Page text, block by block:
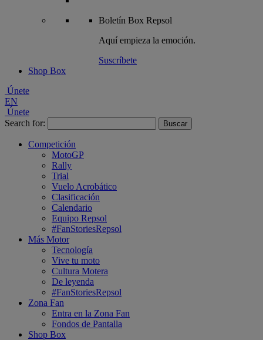
Boletín Box Repsol
Aquí empieza la emoción.
Suscríbete
Shop Box
Únete
EN
Únete
Search for:
Competición
MotoGP
Rally
Trial
Vuelo Acrobático
Clasificación
Calendario
Equipo Repsol
#FanStoriesRepsol
Más Motor
Tecnología
Vive tu moto
Cultura Motera
De leyenda
#FanStoriesRepsol
Zona Fan
Entra en la Zona Fan
Fondos de Pantalla
Shop Box